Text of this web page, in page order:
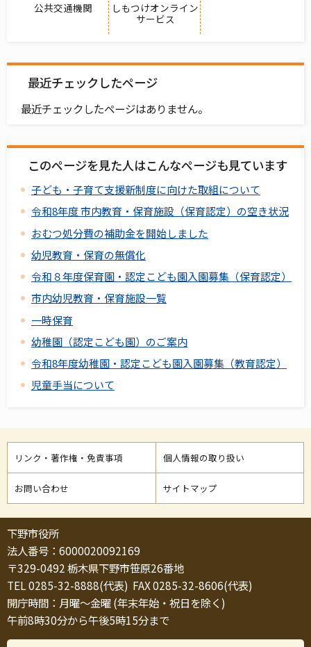
公共交通機関
しもつけオンライン
サービス
最近チェックしたページ
最近チェックしたページはありません。
このページを見た人はこんなページも見ています
子ども・子育て支援新制度に向けた取組について
令和8年度 市内教育・保育施設（保育認定）の空き状況
おむつ処分費の補助金を開始しました
幼児教育・保育の無償化
令和８年度保育園・認定こども園入園募集（保育認定）
市内幼児教育・保育施設一覧
一時保育
幼稚園（認定こども園）のご案内
令和8年度幼稚園・認定こども園入園募集（教育認定）
児童手当について
リンク・著作権・免責事項 個人情報の取り扱い
お問い合わせ サイトマップ
下野市役所
法人番号：6000020092169
〒329-0492 栃木県下野市笹原26番地
TEL 0285-32-8888(代表) FAX 0285-32-8606(代表)
開庁時間：月曜～金曜 (年末年始・祝日を除く)
午前8時30分から午後5時15分まで